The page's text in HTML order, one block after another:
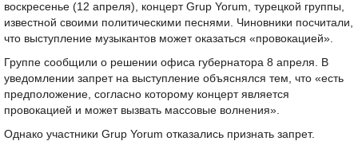
воскресенье (12 апреля), концерт Grup Yorum, турецкой группы,
известной своими политическими песнями. Чиновники посчитали,
что выступление музыкантов может оказаться «провокацией».
Группе сообщили о решении офиса губернатора 8 апреля. В
уведомлении запрет на выступление объяснялся тем, что «есть
предположение, согласно которому концерт является
провокацией и может вызвать массовые волнения».
Однако участники Grup Yorum отказались признать запрет.